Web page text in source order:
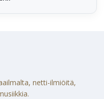
netti-ilmiöitä,